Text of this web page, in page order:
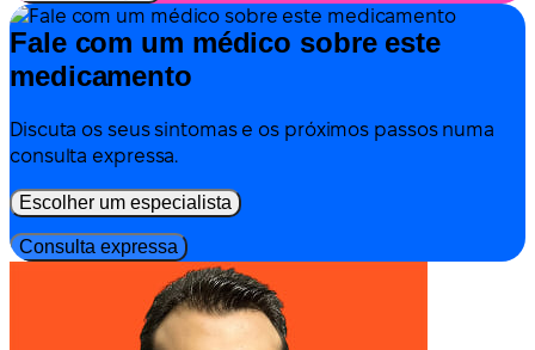
Fale com um médico sobre este
medicamento
Discuta os seus sintomas e os próximos passos numa
consulta expressa.
Escolher um especialista
Consulta expressa